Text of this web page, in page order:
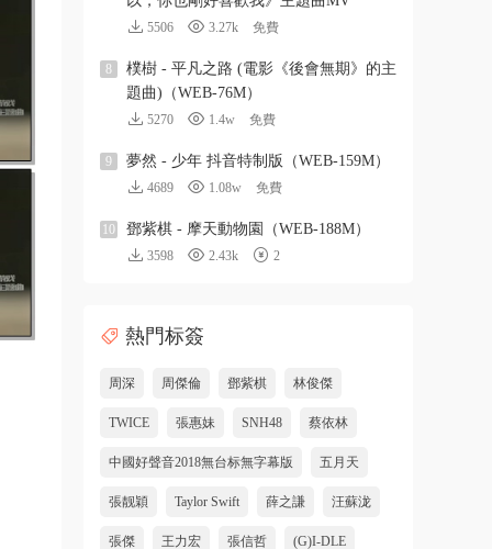
5506 3.27k 免費
8
樸樹 - 平凡之路 (電影《後會無期》的主
題曲)（WEB-76M）
5270 1.4w 免費
9 夢然 - 少年 抖音特制版（WEB-159M）
4689 1.08w 免費
10 鄧紫棋 - 摩天動物園（WEB-188M）
3598 2.43k 2
熱門标簽
周深 周傑倫 鄧紫棋 林俊傑
TWICE 張惠妹 SNH48 蔡依林
中國好聲音2018無台标無字幕版 五月天
張靓穎 Taylor Swift 薛之謙 汪蘇泷
張傑 王力宏 張信哲 (G)I-DLE